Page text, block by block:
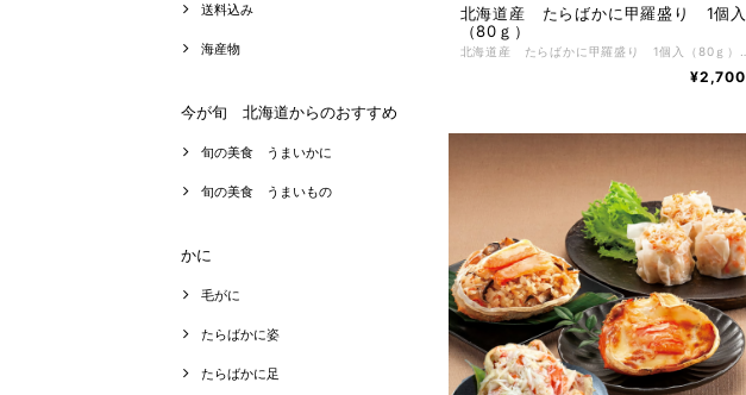
送料込み
海産物
今が旬 北海道からのおすすめ
旬の美食 うまいかに
旬の美食 うまいもの
かに
毛がに
たらばかに姿
たらばかに足
北海道産 たらばかに甲羅盛り 1個入
（80ｇ）
¥2,700